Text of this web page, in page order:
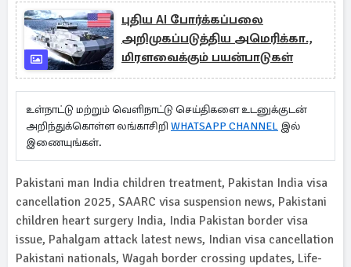
புதிய AI போர்க்கப்பலை
அறிமுகப்படுத்திய அமெரிக்கா.,
மிரளவைக்கும் பயன்பாடுகள்
உள்நாட்டு மற்றும் வெளிநாட்டு செய்திகளை உடனுக்குடன்
அறிந்துக்கொள்ள லங்காசிறி WHATSAPP CHANNEL இல்
இணையுங்கள்.
Pakistani man India children treatment, Pakistan India visa
cancellation 2025, SAARC visa suspension news, Pakistani
children heart surgery India, India Pakistan border visa
issue, Pahalgam attack latest news, Indian visa cancellation
Pakistani nationals, Wagah border crossing updates, Life-